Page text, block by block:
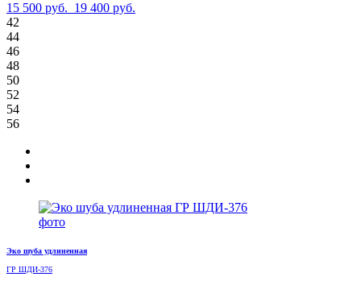
15 500 руб. 19 400 руб.
42
44
46
48
50
52
54
56
Эко шуба удлиненная
ГР ШДИ-376